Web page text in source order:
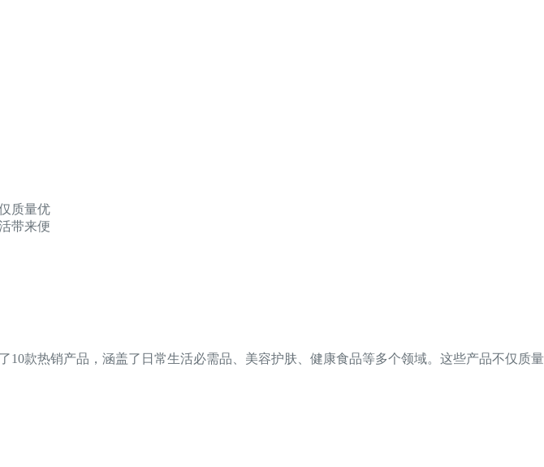
质量优
带来便
款热销产品，涵盖了日常生活必需品、美容护肤、健康食品等多个领域。这些产品不仅质量